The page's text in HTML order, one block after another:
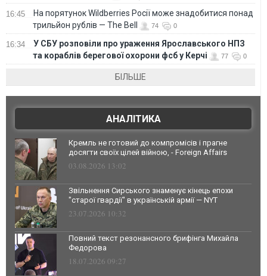
16:45
На порятунок Wildberries Росії може знадобитися понад
трильйон рублів — The Bell
74 0
16:34
У СБУ розповіли про ураження Ярославського НПЗ
та кораблів берегової охорони фсб у Керчі
77 0
БІЛЬШЕ
АНАЛІТИКА
Кремль не готовий до компромісів і прагне
досягти своїх цілей війною, - Foreign Affairs
03.08.2026 13:02
Звільнення Сирського знаменує кінець епохи
"старої гвардії" в українській армії — NYT
23.07.2026 10:32
Повний текст резонансного брифінга Михайла
Федорова
18.07.2026 09:27